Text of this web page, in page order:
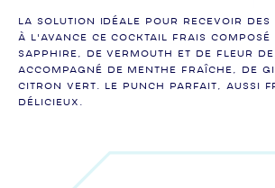
La solution idéale pour recevoir des
à l'avance ce cocktail frais composé
SAPPHIRE, de vermouth et de fleur
accompagné de menthe fraîche, de
citron vert. Le punch parfait, aussi
délicieux.